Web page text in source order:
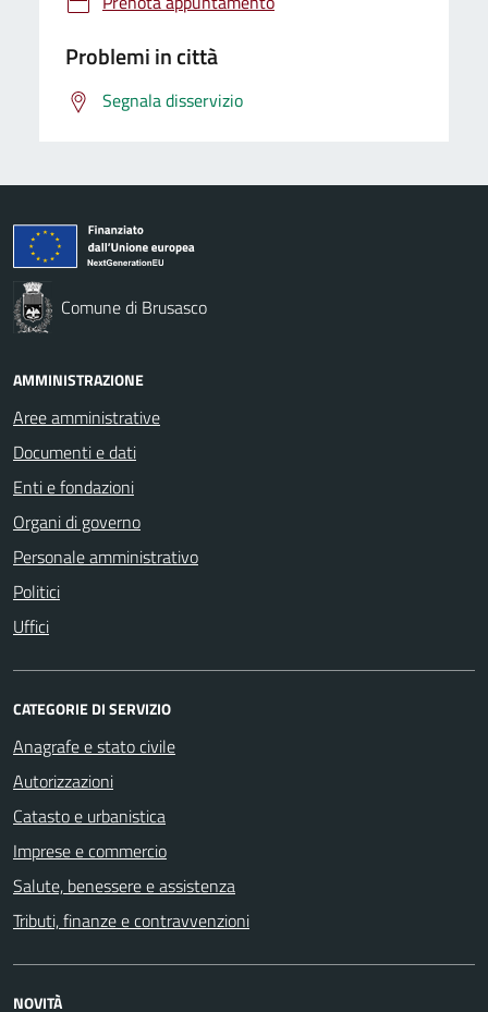
Problemi in città
Segnala disservizio
Comune di Brusasco
AMMINISTRAZIONE
Aree amministrative
Documenti e dati
Enti e fondazioni
Organi di governo
Personale amministrativo
Politici
Uffici
CATEGORIE DI SERVIZIO
Anagrafe e stato civile
Autorizzazioni
Catasto e urbanistica
Imprese e commercio
Salute, benessere e assistenza
Tributi, finanze e contravvenzioni
NOVITÀ